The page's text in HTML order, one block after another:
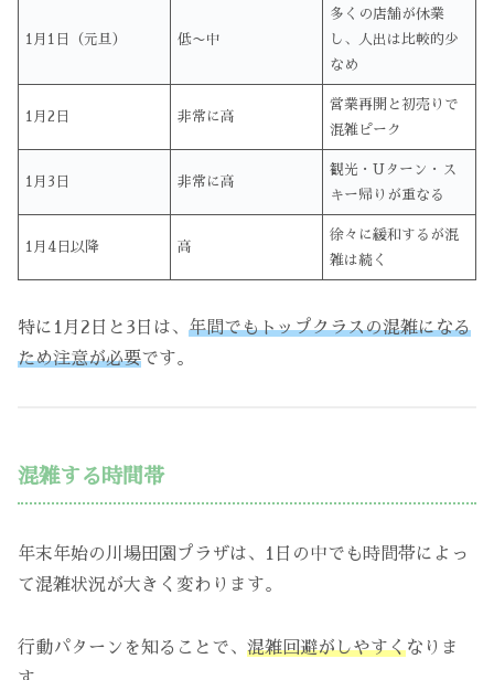
1月1日（元旦） 低〜中
多くの店舗が休業
し、人出は比較的少
なめ
1月2日 非常に高
営業再開と初売りで
混雑ピーク
1月3日 非常に高
観光・Uターン・ス
キー帰りが重なる
1月4日以降 高
徐々に緩和するが混
雑は続く
特に1月2日と3日は、 年間でもトップクラスの混雑になる
ため注意が必要です。
混雑する時間帯
年末年始の川場田園プラザは、1日の中でも時間帯によっ
て混雑状況が大きく変わります。
行動パターンを知ることで、 混雑回避がしやすくなりま